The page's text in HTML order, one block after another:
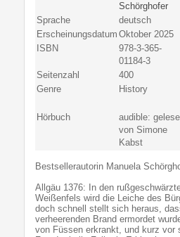
Schörghofer
Sprache
deutsch
Erscheinungsdatum Oktober 2025
ISBN
978-3-365-
01184-3
Seitenzahl
400
Genre
History
Hörbuch
audible:
von Simone
Kabst
Bestsellerautorin Manuela
Allgäu 1376: In den
Weißenfels wird die Leiche des
doch schnell stellt sich heraus,
verheerenden Brand ermordet
von Füssen erkrankt, und kurz vor